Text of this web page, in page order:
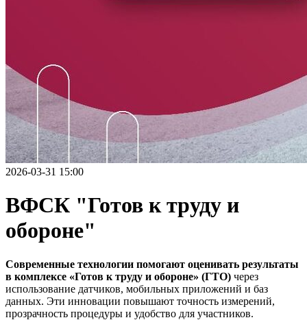
2026-03-31 15:00
ВФСК "Готов к труду и
обороне"
Современные технологии помогают оценивать результаты
в комплексе «Готов к труду и обороне» (ГТО) через
использование датчиков, мобильных приложений и баз
данных. Эти инновации повышают точность измерений,
прозрачность процедуры и удобство для участников.